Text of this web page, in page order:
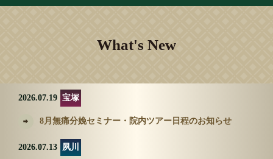
What's New
2026.07.19 宝塚
8月無痛分娩セミナー・院内ツアー日程のお知らせ
2026.07.13 夙川